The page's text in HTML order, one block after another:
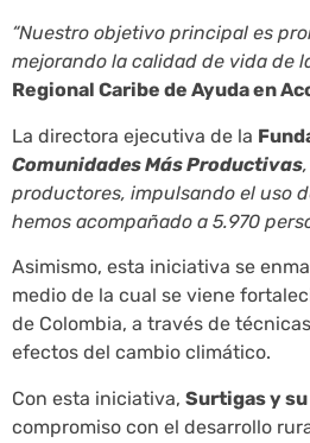
“Nuestro objetivo principal es
mejorando la calidad de vida de
Regional Caribe de Ayuda en
La directora ejecutiva de la
Comunidades Más Productivas
productores, impulsando el uso
hemos acompañado a 5.970
Asimismo, esta iniciativa se
medio de la cual se viene
de Colombia, a través de
efectos del cambio climático.
Con esta iniciativa, Surtigas y
compromiso con el desarrollo